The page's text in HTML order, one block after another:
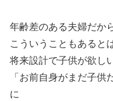
年齢差のある夫婦だか
こういうこともあると
将来設計で子供が欲し
「お前自身がまだ子
に